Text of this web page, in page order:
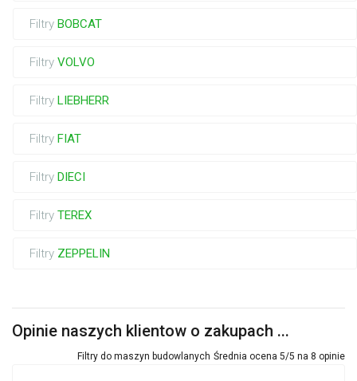
Filtry BOBCAT
Filtry VOLVO
Filtry LIEBHERR
Filtry FIAT
Filtry DIECI
Filtry TEREX
Filtry ZEPPELIN
Opinie naszych klientow o zakupach ...
Filtry do maszyn budowlanych Średnia ocena 5/5 na 8 opinie